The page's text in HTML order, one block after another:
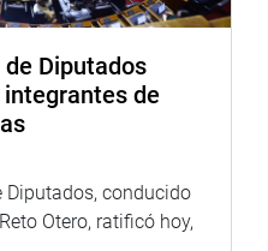
Diputados
de
Diputados, conducido
Otero, ratificó hoy,